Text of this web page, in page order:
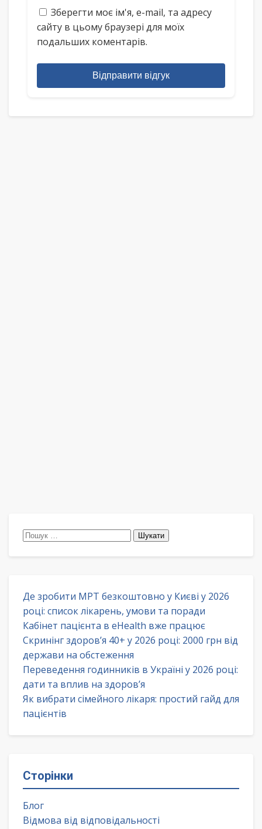
Зберегти моє ім'я, e-mail, та адресу
сайту в цьому браузері для моїх
подальших коментарів.
Відправити відгук
Пошук:
Де зробити МРТ безкоштовно у Києві у 2026
році: список лікарень, умови та поради
Кабінет пацієнта в eHealth вже працює
Скринінг здоров’я 40+ у 2026 році: 2000 грн від
держави на обстеження
Переведення годинників в Україні у 2026 році:
дати та вплив на здоров’я
Як вибрати сімейного лікаря: простий гайд для
пацієнтів
Сторінки
Блог
Відмова від відповідальності